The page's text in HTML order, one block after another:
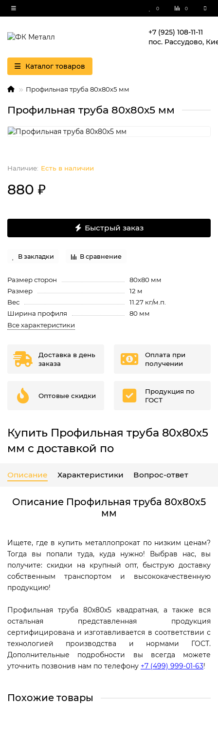
0 0
+7 (925) 108-11-11
пос. Рассудово,
Каталог товаров
Профильная труба 80х80х5 мм
Профильная труба 80х80х5 мм
Есть в наличии
880 ₽
Быстрый заказ
В закладки В сравнение
Размер сторон
80х80 мм
Размер
12 м
Вес
11.27 кг/м.п.
Ширина профиля
80 мм
Все характеристики
Доставка в день
заказа
Оплата при
получении
Оптовые скидки
Продукция по
ГОСТ
Купить Профильная труба 80х80х5
мм с доставкой по
Описание Характеристики Вопрос-ответ
Описание Профильная труба 80х80х5
мм
Ищете, где в купить металлопрокат по низким ценам?
Тогда вы попали туда, куда нужно! Выбрав нас, вы
получите: скидки на крупный опт, быструю доставку
собственным транспортом и высококачественную
продукцию!
Профильная труба 80х80х5 квадратная, а также вся
остальная представленная продукция
сертифицирована и изготавливается в соответствии с
технологией производства и нормами ГОСТ.
Дополнительные подробности вы всегда можете
уточнить позвонив нам по телефону +7 (499) 999-01-63!
Похожие товары